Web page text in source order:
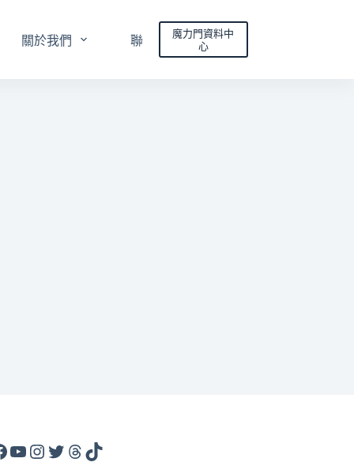
關於我們 聯絡我們
魔力門資料中
心
YouTube
Instagram
X Threads
TikTok